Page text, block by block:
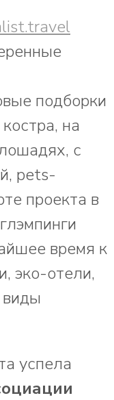
подборки
на
с
pets-
проекта в
время к
эко-отели,
успела